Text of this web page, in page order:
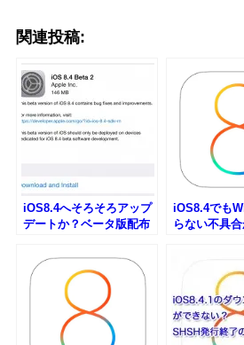
関連投稿:
iOS8.4へそろそろアップ
デートか？ベータ版配布
iOS8.4でも
らない不具